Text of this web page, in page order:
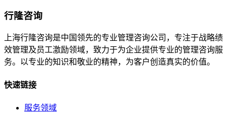
行隆咨询
上海行隆咨询是中国领先的专业管理咨询公司，专注于战略绩
效管理及员工激励领域，致力于为企业提供专业的管理咨询服
务。以专业的知识和敬业的精神，为客户创造真实的价值。
快速链接
服务领域